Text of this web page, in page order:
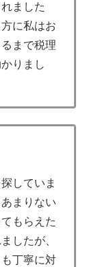
ました
に私はお
まで税理
りまし
していま
まりない
もらえた
したが、
丁寧に対